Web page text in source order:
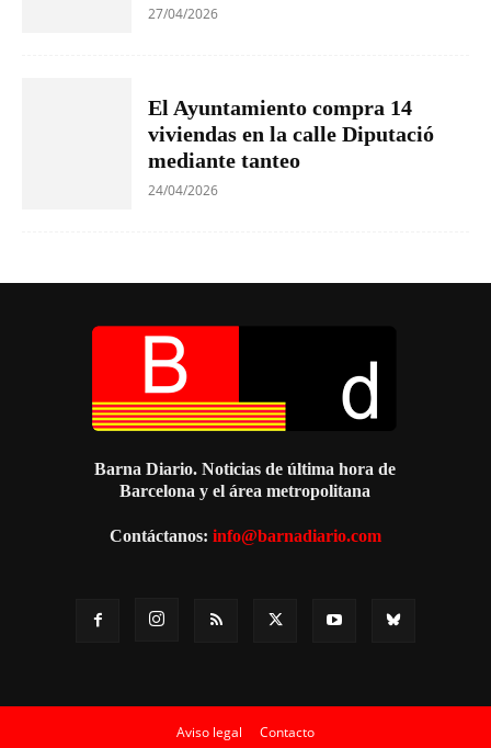
27/04/2026
El Ayuntamiento compra 14
viviendas en la calle Diputació
mediante tanteo
24/04/2026
Barna Diario. Noticias de última hora de
Barcelona y el área metropolitana
Contáctanos: info@barnadiario.com
Aviso legal Contacto